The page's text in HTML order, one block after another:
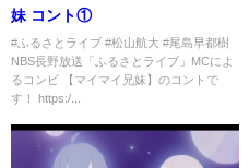
妹 コント①
#ふるさとライブ #松山航大 #尾島早都樹
NBS長野放送「ふるさとライブ」MCによ
るコンビ 【マイマイ兄妹】のコントで
す！ https:/...